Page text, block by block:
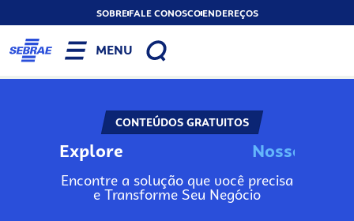
SOBREFALE CONOSCOENDEREÇOS
MENU
CONTEÚDOS GRATUITOS
Explore o
No
Encontre a solução que você precisa
e Transforme Seu Negócio